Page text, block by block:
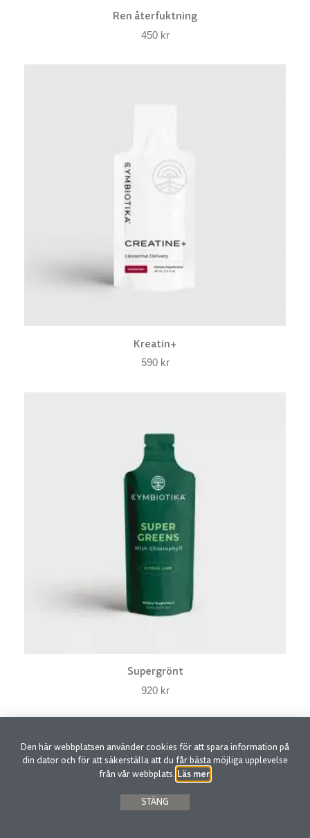
Ren återfuktning
450 kr
Kreatin+
590 kr
Supergrönt
920 kr
Den här webbplatsen använder cookies för att spara information på
din dator och för att säkerställa att du får bästa möjliga upplevelse
från vår webbplats. Läs mer.
STÄNG